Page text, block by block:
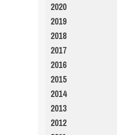
2020
2019
2018
2017
2016
2015
2014
2013
2012